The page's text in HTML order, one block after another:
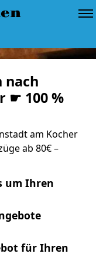
nach
☛ 100 %
am Kocher
ab 80€ –
um Ihren
für Ihren